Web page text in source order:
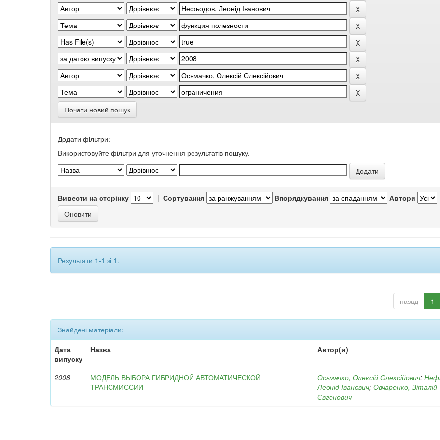
Почати новий пошук
Додати фільтри:
Використовуйте фільтри для уточнення результатів пошуку.
Вивести на сторінку | Сортування Впорядкування Автори
Результати 1-1 зі 1.
назад 1
Знайдені матеріали:
Дата
випуску
Назва Автор(и)
2008
МОДЕЛЬ ВЫБОРА ГИБРИДНОЙ АВТОМАТИЧЕСКОЙ
ТРАНСМИССИИ
Осьмачко, Олексій Олексійович;
Леонід Іванович;Овчаренко, Віталій
Євгенович